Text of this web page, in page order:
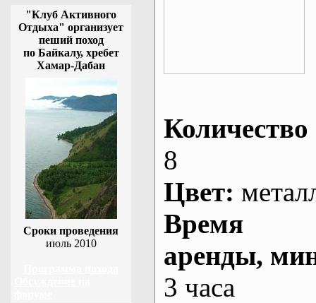
"Клуб Активного
Отдыха" организует
пеший поход
по Байкалу, хребет
Хамар-Дабан
Сроки проведения
июль 2010
Количество
8
Цвет:
Время
аренды,
3 часа